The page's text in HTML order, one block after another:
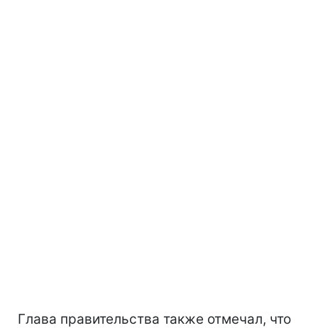
Глава правительства также отмечал, что